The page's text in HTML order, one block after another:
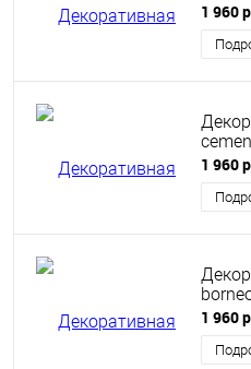
1 960
1 960
1 960